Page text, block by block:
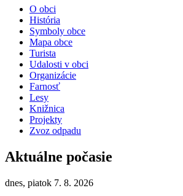
O obci
História
Symboly obce
Mapa obce
Turista
Udalosti v obci
Organizácie
Farnosť
Lesy
Knižnica
Projekty
Zvoz odpadu
Aktuálne počasie
dnes, piatok 7. 8. 2026